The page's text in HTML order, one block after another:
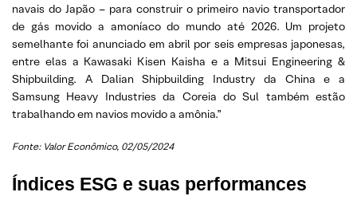
navais do Japão – para construir o primeiro navio transportador
de gás movido a amoníaco do mundo até 2026. Um projeto
semelhante foi anunciado em abril por seis empresas japonesas,
entre elas a Kawasaki Kisen Kaisha e a Mitsui Engineering &
Shipbuilding. A Dalian Shipbuilding Industry da China e a
Samsung Heavy Industries da Coreia do Sul também estão
trabalhando em navios movido a amônia.”
Fonte: Valor Econômico, 02/05/2024
Índices ESG e suas performances